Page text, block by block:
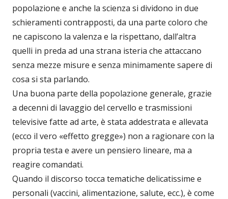
popolazione e anche la scienza si dividono in due
schieramenti contrapposti, da una parte coloro che
ne capiscono la valenza e la rispettano, dall’altra
quelli in preda ad una strana isteria che attaccano
senza mezze misure e senza minimamente sapere di
cosa si sta parlando.
Una buona parte della popolazione generale, grazie
a decenni di lavaggio del cervello e trasmissioni
televisive fatte ad arte, è stata addestrata e allevata
(ecco il vero «effetto gregge») non a ragionare con la
propria testa e avere un pensiero lineare, ma a
reagire comandati.
Quando il discorso tocca tematiche delicatissime e
personali (vaccini, alimentazione, salute, ecc.), è come